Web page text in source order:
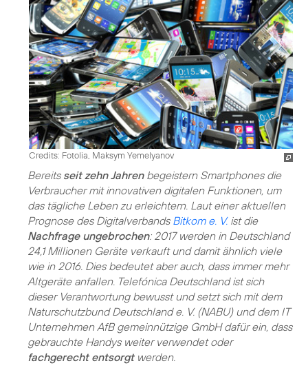
Credits: Fotolia, Maksym Yemelyanov
Bereits seit zehn Jahrenbegeistern Smartphones die
Verbraucher mit innovativen digitalen Funktionen, um
das tägliche Leben zu erleichtern. Laut einer aktuellen
Prognose des Digitalverbands Bitkom e. V.ist die
Nachfrage ungebrochen: 2017 werden in Deutschland
24,1 Millionen Geräte verkauft und damit ähnlich viele
wie in 2016. Dies bedeutet aber auch, dass immer mehr
Altgeräte anfallen. Telefónica Deutschland ist sich
dieser Verantwortung bewusst und setzt sich mit dem
Naturschutzbund Deutschland e. V. (NABU) und dem IT
Unternehmen AfB gemeinnützige GmbH dafür ein, dass
gebrauchte Handys weiter verwendet oder
fachgerecht entsorgtwerden.